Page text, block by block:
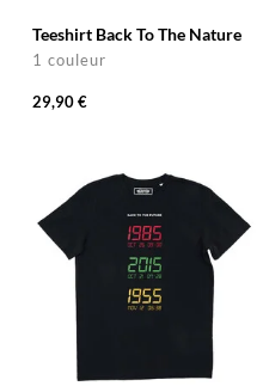
Teeshirt Back To The Nature
1 couleur
29,90 €